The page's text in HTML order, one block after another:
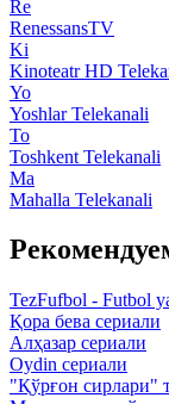
Re
RenessansTV
Ki
Kinoteatr HD
Yo
Yoshlar Telekanali
To
Toshkent Telekanali
Ma
Mahalla Telekanali
TezFufbol - Futbol
Қора бева сериали
Алҳазар сериали
Oydin сериали
"Қўрғон сирлари"